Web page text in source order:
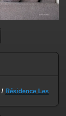
/ Résidence Les